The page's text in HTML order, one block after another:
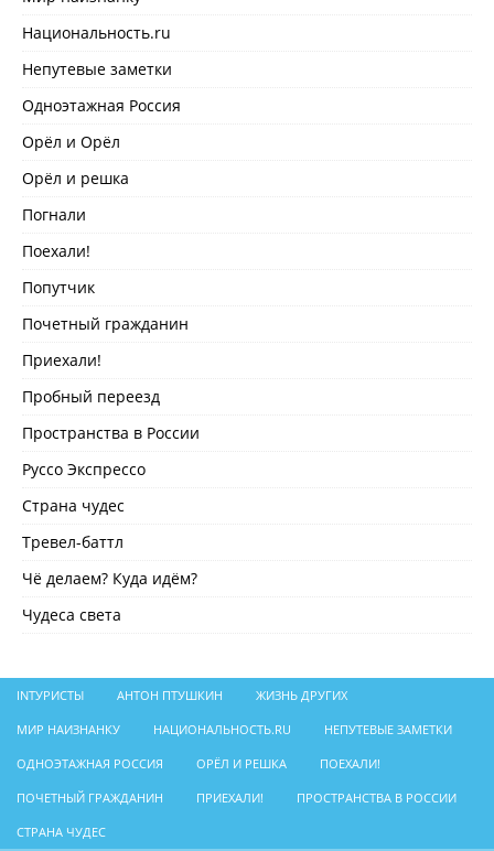
Национальность.ru
Непутевые заметки
Одноэтажная Россия
Орёл и Орёл
Орёл и решка
Погнали
Поехали!
Попутчик
Почетный гражданин
Приехали!
Пробный переезд
Пространства в России
Руссо Экспрессо
Страна чудес
Тревел-баттл
Чё делаем? Куда идём?
Чудеса света
INТУРИСТЫ АНТОН ПТУШКИН ЖИЗНЬ ДРУГИХ
МИР НАИЗНАНКУ НАЦИОНАЛЬНОСТЬ.RU НЕПУТЕВЫЕ ЗАМЕТКИ
ОДНОЭТАЖНАЯ РОССИЯ ОРЁЛ И РЕШКА ПОЕХАЛИ!
ПОЧЕТНЫЙ ГРАЖДАНИН ПРИЕХАЛИ! ПРОСТРАНСТВА В РОССИИ
СТРАНА ЧУДЕС